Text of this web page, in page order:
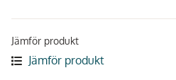
Jämför produkt
Jämför produkt